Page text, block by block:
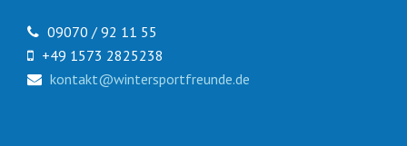
09070 / 92 11 55
+49 1573 2825238
kontakt@wintersportfreunde.de